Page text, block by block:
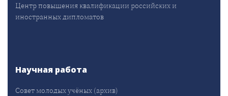
Центр повышения квалификации российских и
иностранных дипломатов
Научная работа
Совет молодых учёных (архив)